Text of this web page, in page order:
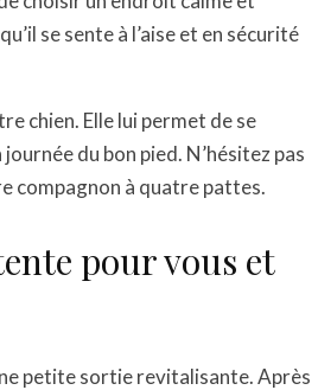
se sente à l’aise et en sécurité
chien. Elle lui permet de se
du bon pied. N’hésitez pas
compagnon à quatre pattes.
pour vous et
petite sortie revitalisante. Après